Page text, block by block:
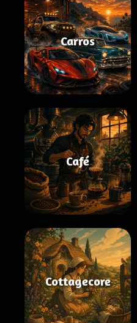
Carros
Café
Cottagecore